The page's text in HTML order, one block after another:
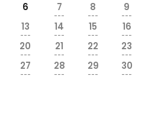
6 7
---
8
---
9
---
13
---
14
---
15
---
16
---
20
---
21
---
22
---
23
---
27
---
28
---
29
---
30
---